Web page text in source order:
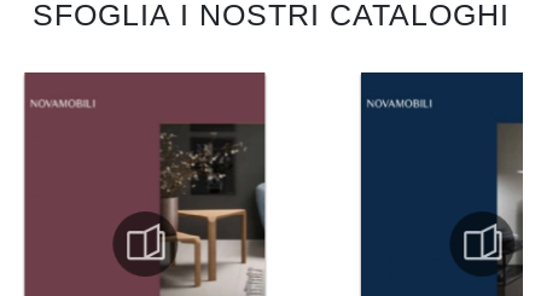
SFOGLIA I NOSTRI CATALOGHI